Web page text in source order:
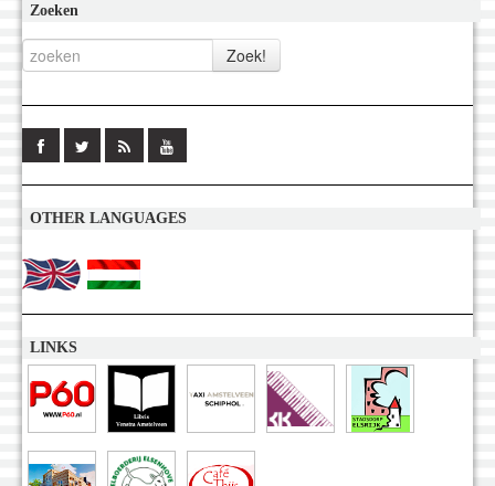
Zoeken
OTHER LANGUAGES
LINKS